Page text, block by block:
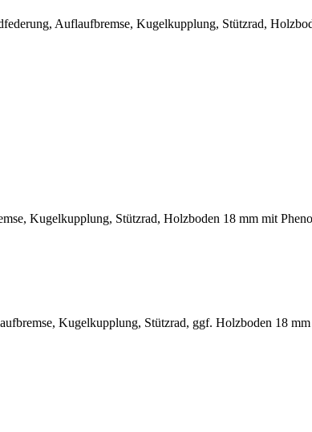
Auflaufbremse, Kugelkupplung, Stützrad,
Kugelkupplung, Stützrad, Holzboden 18 mm mit
Kugelkupplung, Stützrad, ggf. Holzboden 18